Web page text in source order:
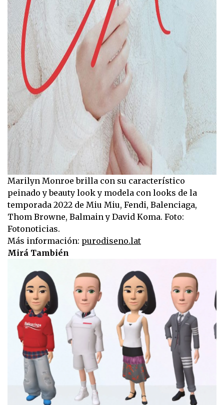
Marilyn Monroe brilla con su característico
peinado y beauty look y modela con looks de la
temporada 2022 de Miu Miu, Fendi, Balenciaga,
Thom Browne, Balmain y David Koma. Foto:
Fotonoticias.
Más información: purodiseno.lat
Mirá También